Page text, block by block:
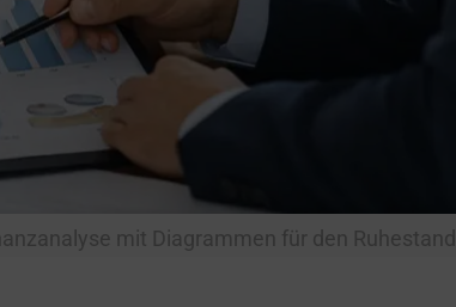
mit Diagrammen für den Ruhestand.